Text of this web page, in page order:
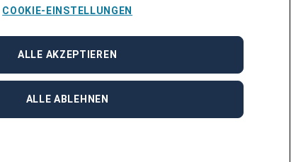
COOKIE-EINSTELLUNGEN
ALLE ABLEHNEN
ALLE AKZEPTIEREN